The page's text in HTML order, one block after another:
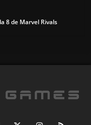
8 de Marvel Rivals